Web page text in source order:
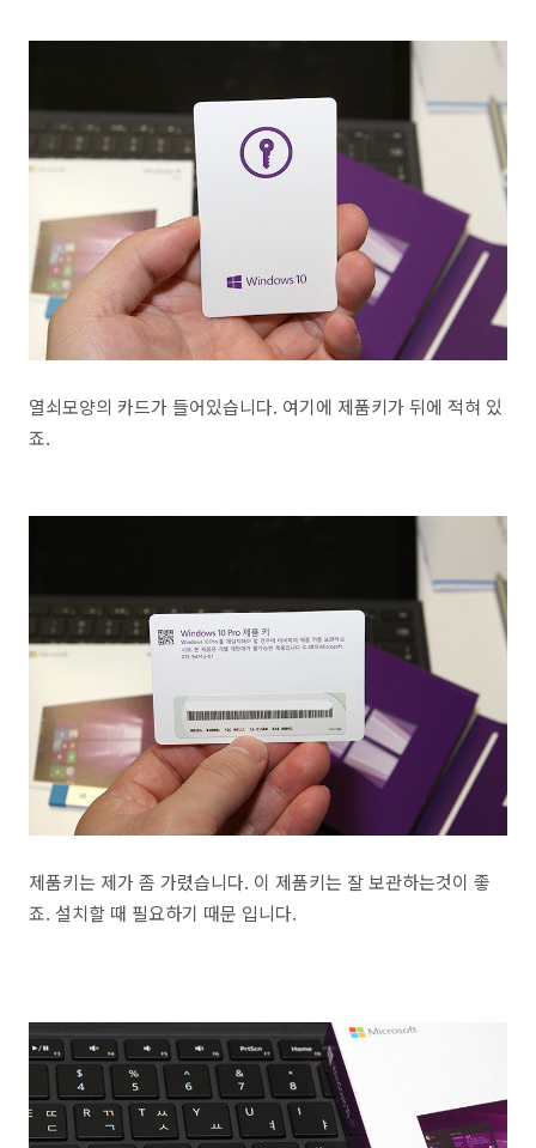
열쇠모양의 카드가 들어있습니다. 여기에 제품키가 뒤에 적혀 있
죠.
제품키는 제가 좀 가렸습니다. 이 제품키는 잘 보관하는것이 좋
죠. 설치할 때 필요하기 때문 입니다.